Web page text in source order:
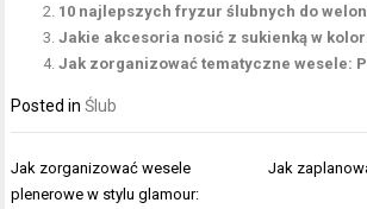
10 najlepszych fryzur ślubnych do
Jakie akcesoria nosić z sukienką w
Jak zorganizować tematyczne wesele:
Posted inŚlub
Nawigacja
wpisu
Jak zorganizować wesele
plenerowe w stylu glamour:
Jak